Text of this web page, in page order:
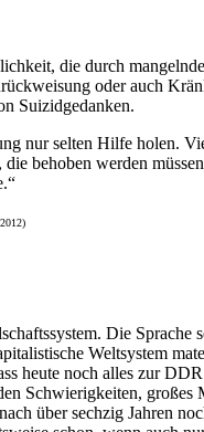
die durch
oder auch
Suizidgedanken.
nur selten Hilfe holen.
behoben werden
Die
Weltsystem
heute noch alles zur
Schwierigkeiten,
über sechzig Jahren